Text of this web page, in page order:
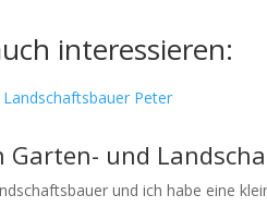
interessieren:
Garten- und
und ich habe eine